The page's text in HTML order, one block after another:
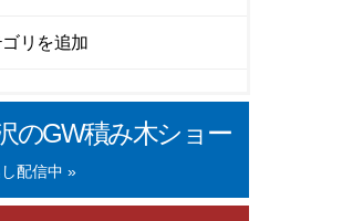
ゴリを追加
のGW積み木ショー
し配信中 »